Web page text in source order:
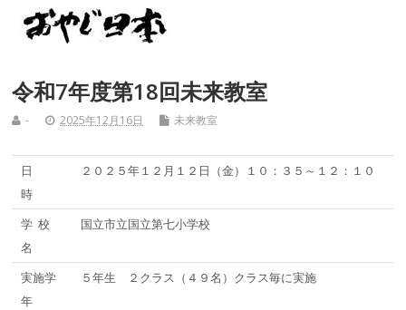
令和7年度第18回未来教室
- 2025年12月16日 未来教室
日
時
２０２５年１２月１２日（金）１０：３５～１２：１０
学 校
名
国立市立国立第七小学校
実施学
年
５年生 ２クラス（４９名）クラス毎に実施